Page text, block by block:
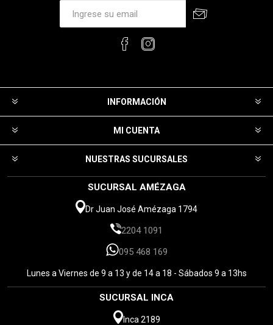
INFORMACIÓN
MI CUENTA
NUESTRAS SUCURSALES
SUCURSAL AMÉZAGA
Dr Juan José Amézaga 1794
2204 1091
095 468 169
Lunes a Viernes de 9 a 13 y de 14 a 18 - Sábados 9 a 13hs
SUCURSAL INCA
Inca 2189